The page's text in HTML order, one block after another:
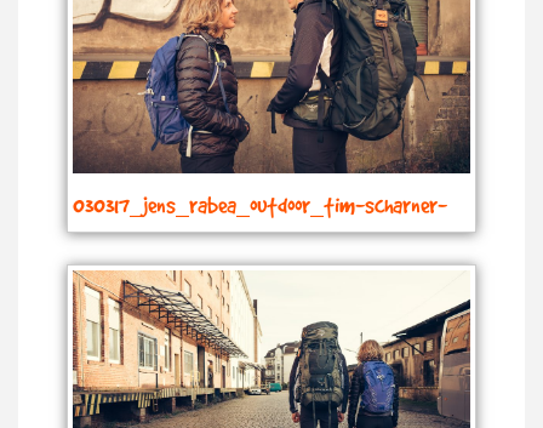
030317_jens_rabea_outdoor_tim-scharner-
dortmund_9657